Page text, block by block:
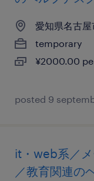
愛知県名古
temporary
¥2000.00
posted 9
it・web系／
／教育関連の